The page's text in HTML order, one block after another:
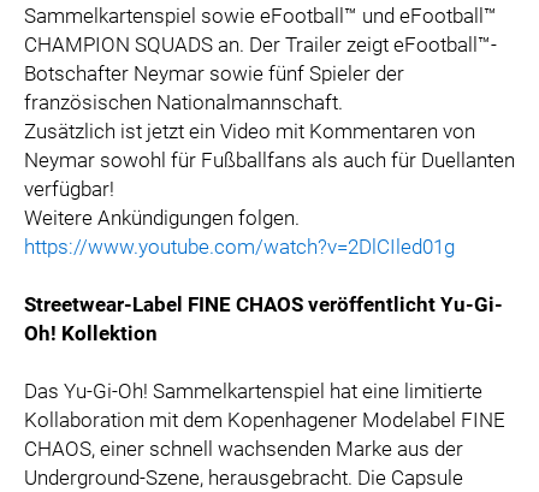
Sammelkartenspiel sowie eFootball™ und eFootball™
CHAMPION SQUADS an. Der Trailer zeigt eFootball™-
Botschafter Neymar sowie fünf Spieler der
französischen Nationalmannschaft.
Zusätzlich ist jetzt ein Video mit Kommentaren von
Neymar sowohl für Fußballfans als auch für Duellanten
verfügbar!
Weitere Ankündigungen folgen.
https://www.youtube.com/watch?v=2DlCIled01g
Streetwear-Label FINE CHAOS veröffentlicht Yu-Gi-
Oh! Kollektion
Das Yu-Gi-Oh! Sammelkartenspiel hat eine limitierte
Kollaboration mit dem Kopenhagener Modelabel FINE
CHAOS, einer schnell wachsenden Marke aus der
Underground-Szene, herausgebracht. Die Capsule